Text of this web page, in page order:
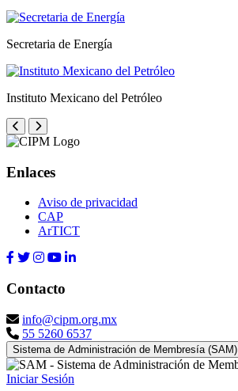
Secretaria de Energía
Instituto Mexicano del Petróleo
Enlaces
Aviso de privacidad
CAP
ArTICT
Contacto
info@cipm.org.mx
55 5260 6537
Sistema de Administración de Membresía (SAM)
Iniciar Sesión